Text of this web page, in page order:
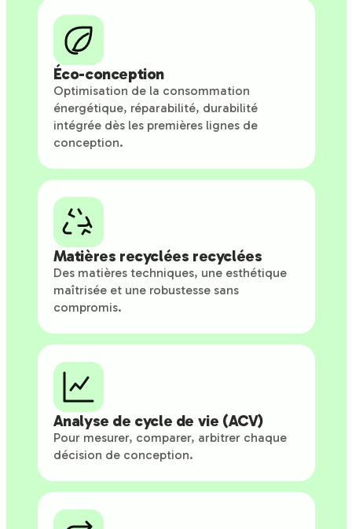
Éco-conception
Optimisation de la consommation
énergétique, réparabilité, durabilité
intégrée dès les premières lignes de
conception.
Matières recyclées recyclées
Des matières techniques, une esthétique
maîtrisée et une robustesse sans
compromis.
Analyse de cycle de vie (ACV)
Pour mesurer, comparer, arbitrer chaque
décision de conception.